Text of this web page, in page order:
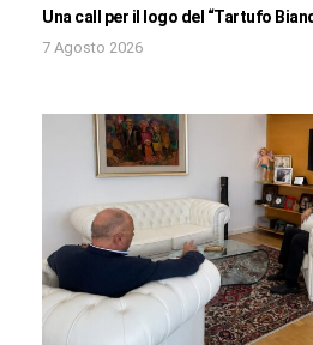
Una call per il logo del “Tartufo
7 Agosto 2026